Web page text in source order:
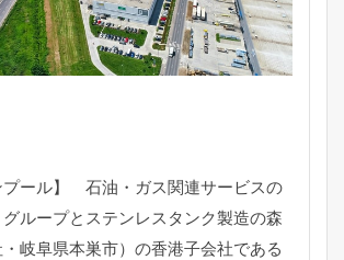
プール】 石油・ガス関連サービスの
ループとステンレスタンク製造の森
岐阜県本巣市）の香港子会社である